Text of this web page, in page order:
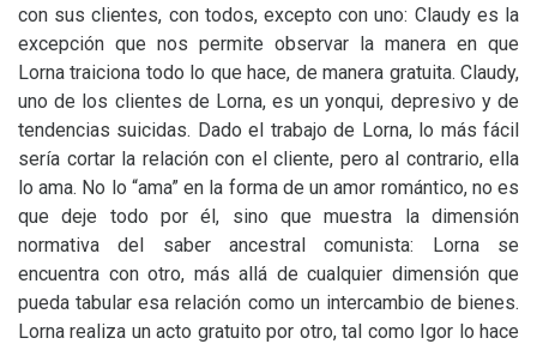
con sus clientes, con todos, excepto con uno: Claudy es la
excepción que nos permite observar la manera en que
Lorna traiciona todo lo que hace, de manera gratuita. Claudy,
uno de los clientes de Lorna, es un yonqui, depresivo y de
tendencias suicidas. Dado el trabajo de Lorna, lo más fácil
sería cortar la relación con el cliente, pero al contrario, ella
lo ama. No lo “ama” en la forma de un amor romántico, no es
que deje todo por él, sino que muestra la dimensión
normativa del saber ancestral comunista: Lorna se
encuentra con otro, más allá de cualquier dimensión que
pueda tabular esa relación como un intercambio de bienes.
Lorna realiza un acto gratuito por otro, tal como Igor lo hace